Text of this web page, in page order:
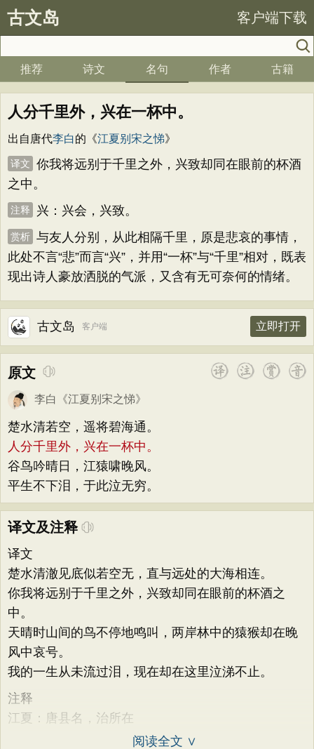
古文岛 客户端下载
推荐 诗文 名句 作者 古籍
人分千里外，兴在一杯中。
出自唐代李白的《江夏别宋之悌》
译文
你我将远别于千里之外，兴致却同在眼前的杯酒
之中。
注释 兴：兴会，兴致。
赏析 与友人分别，从此相隔千里，原是悲哀的事情，
此处不言“悲”而言“兴”，并用“一杯”与“千里”相对，既表
现出诗人豪放洒脱的气派，又含有无可奈何的情绪。
古文岛 客户端 立即打开
原文
李白 《江夏别宋之悌》
楚水清若空，遥将碧海通。
人分千里外，兴在一杯中。
谷鸟吟晴日，江猿啸晚风。
平生不下泪，于此泣无穷。
译文及注释
译文
楚水清澈见底似若空无，直与远处的大海相连。
你我将远别于千里之外，兴致却同在眼前的杯酒之
中。
天晴时山间的鸟不停地鸣叫，两岸林中的猿猴却在晚
风中哀号。
我的一生从未流过泪，现在却在这里泣涕不止。
注释
江夏：唐县名，治所在
阅读全文 ∨